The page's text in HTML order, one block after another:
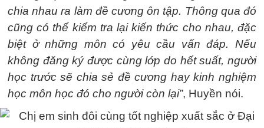
chia nhau ra làm đề cương ôn tập. Thông qua đó
cũng có thể kiểm tra lại kiến thức cho nhau, đặc
biệt ở những môn có yêu cầu vấn đáp. Nếu
không đăng ký được cùng lớp do hết suất, người
học trước sẽ chia sẻ đề cương hay kinh nghiệm
học môn học đó cho người còn lại”, Huyền nói.